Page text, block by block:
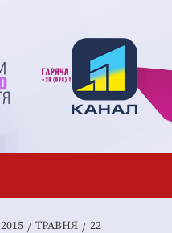
2015 ТРАВНЯ 22